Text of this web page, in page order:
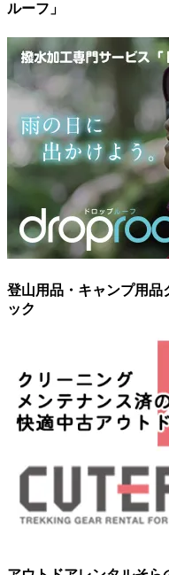
ルーフ」
登山用品・キャンプ用品
ック